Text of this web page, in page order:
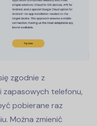
zgodnie z
zapasowych telefonu,
pobierane raz
Można zmienić